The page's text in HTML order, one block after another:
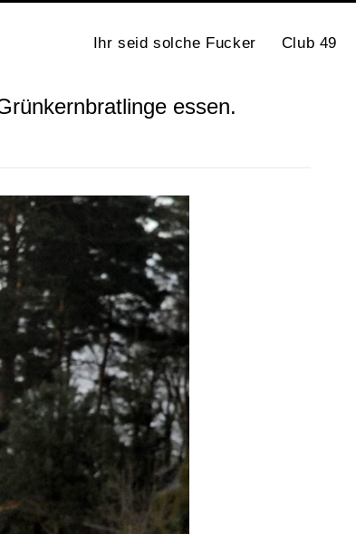
Ihr seid solche Fucker Club 49
essen.